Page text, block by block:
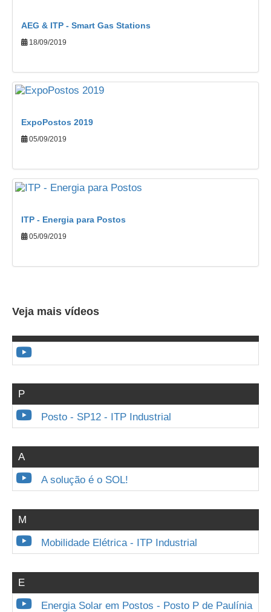
AEG & ITP - Smart Gas Stations
18/09/2019
ExpoPostos 2019
05/09/2019
ITP - Energia para Postos
05/09/2019
Veja mais vídeos
P
Posto - SP12 - ITP Industrial
A
A solução é o SOL!
M
Mobilidade Elétrica - ITP Industrial
E
Energia Solar em Postos - Posto P de Paulínia